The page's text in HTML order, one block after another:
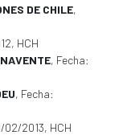
DE CHILE,
HCH
, Fecha:
, Fecha:
02/2013, HCH